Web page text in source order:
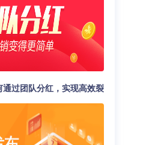
通过团队分红，实现高效裂